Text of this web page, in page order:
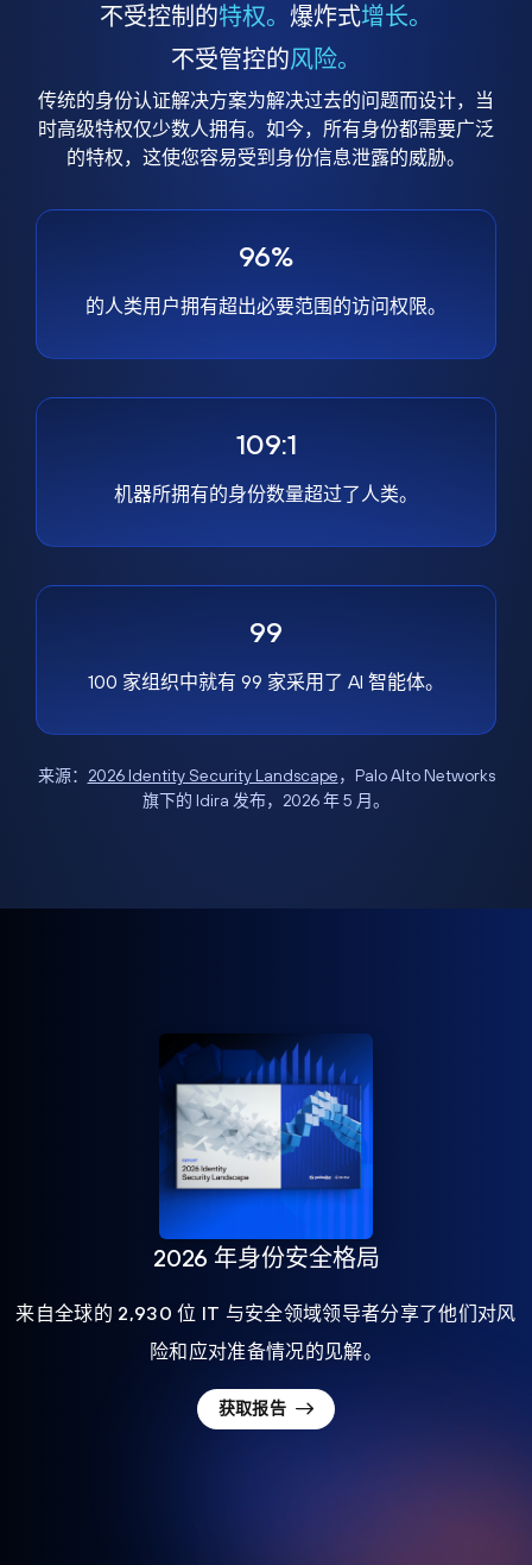
不受控制的特权。 爆炸式增长。
不受管控的风险。
传统的身份认证解决方案为解决过去的问题而设计，当
时高级特权仅少数人拥有。如今，所有身份都需要广泛
的特权，这使您容易受到身份信息泄露的威胁。
96%
的人类用户拥有超出必要范围的访问权限。
109:1
机器所拥有的身份数量超过了人类。
99
100 家组织中就有 99 家采用了 AI 智能体。
来源： 2026 Identity Security Landscape，Palo Alto Networks
旗下的 Idira 发布，2026 年 5 月。
2026 年身份安全格局
来自全球的 2,930 位 IT 与安全领域领导者分享了他们对风
险和应对准备情况的见解。
获取报告